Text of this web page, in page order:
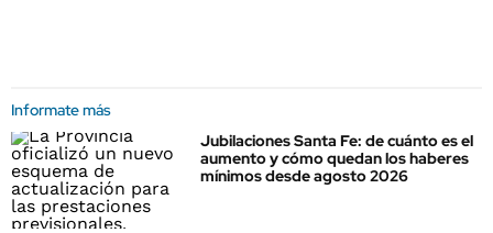
Informate más
Jubilaciones Santa Fe: de cuánto es el
aumento y cómo quedan los haberes
mínimos desde agosto 2026